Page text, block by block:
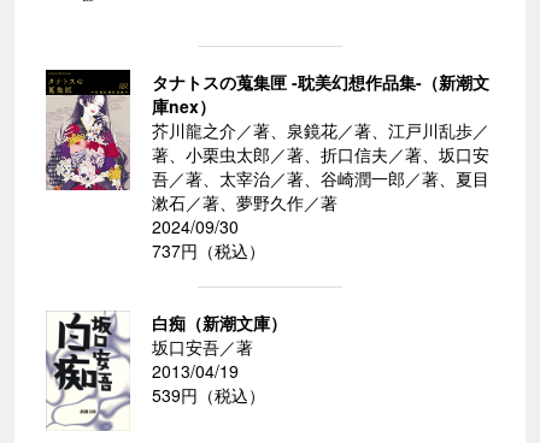
タナトスの蒐集匣 -耽美幻想作品集-（新潮文
庫nex）
芥川龍之介／著、泉鏡花／著、江戸川乱歩／
著、小栗虫太郎／著、折口信夫／著、坂口安
吾／著、太宰治／著、谷崎潤一郎／著、夏目
漱石／著、夢野久作／著
2024/09/30
737円（税込）
白痴（新潮文庫）
坂口安吾／著
2013/04/19
539円（税込）